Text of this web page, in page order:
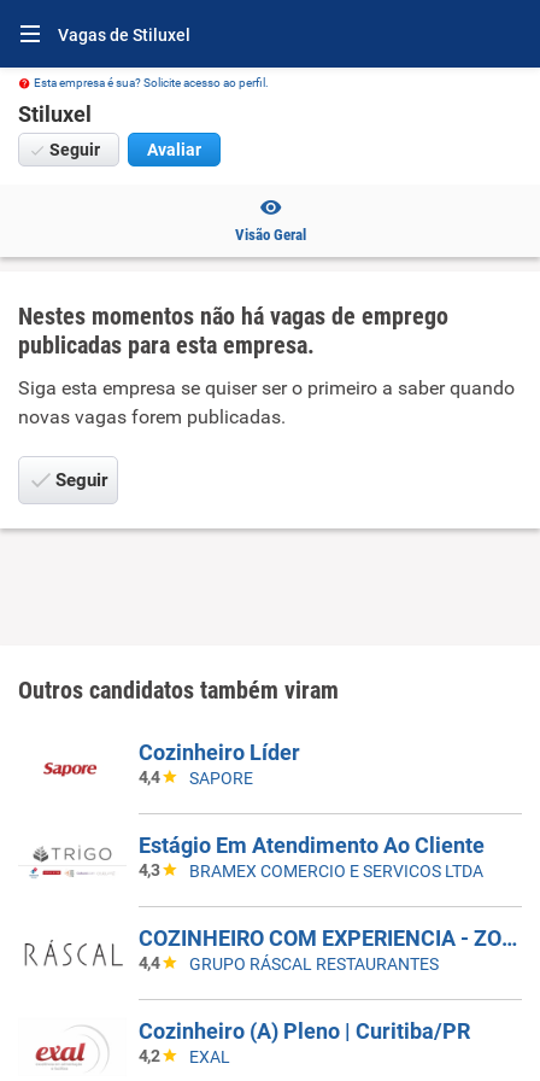
Vagas de Stiluxel
Esta empresa é sua? Solicite acesso ao perfil.
Stiluxel
Seguir Avaliar
Visão Geral
Nestes momentos não há vagas de emprego
publicadas para esta empresa.
Siga esta empresa se quiser ser o primeiro a saber quando
novas vagas forem publicadas.
Seguir
Outros candidatos também viram
Cozinheiro Líder
4,4 SAPORE
Estágio Em Atendimento Ao Cliente
4,3 BRAMEX COMERCIO E SERVICOS LTDA
COZINHEIRO COM EXPERIENCIA - ZONA SUL - GRUPO RASCAL
4,4 GRUPO RÁSCAL RESTAURANTES
Cozinheiro (A) Pleno | Curitiba/PR
4,2 EXAL